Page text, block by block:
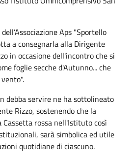
Aps "Sportello
a consegnarla alla Dirigente
in occasione dell'incontro che si
foglie secche d'Autunno... che
debba servire ne ha sottolineato
Rizzo, sostenendo che la
Cassetta rossa nell'Istituto così
sarà simbolica ed utile
quotidiane di ciascuno.